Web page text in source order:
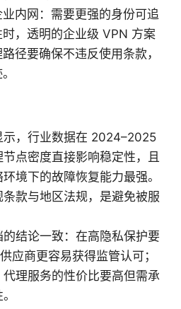
内网：需要更强的身份可追
，透明的企业级 VPN 方案
径要确保不违反使用条款，
示，行业数据在 2024–2025
点密度直接影响稳定性，且
境下的故障恢复能力最强。
款与地区法规，是避免被服
结论一致：在高隐私保护要
应商更容易获得监管认可；
理服务的性价比要高但需承